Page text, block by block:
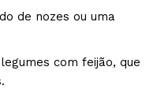
de nozes ou uma
com feijão, que